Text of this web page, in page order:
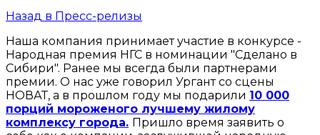
Назад в Пресс-релизы
Наша компания принимает участие в конкурсе -
Народная премия НГС в номинации "Сделано в
Сибири". Ранее мы всегда были партнерами
премии. О нас уже говорил Ургант со сцены
НОВАТ, а в прошлом году мы подарили 10 000
порций мороженого лучшему жилому
комплексу города. Пришло время заявить о